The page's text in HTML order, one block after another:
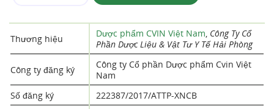
Thương hiệu Dược phẩm CVIN Việt Nam, Công Ty Cổ
Phần Dược Liệu & Vật Tư Y Tế Hải Phòng
Công ty đăng ký
Công ty Cổ phần Dược phẩm Cvin Việt
Nam
Số đăng ký
222387/2017/ATTP-XNCB